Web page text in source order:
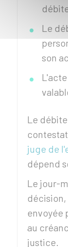
Le
son
Le
juge de
dépend
Le jour-
décision,
envoyée
au
justice.